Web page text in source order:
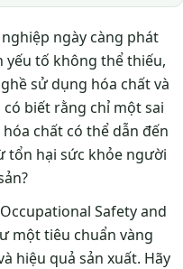
ngày càng phát
tố không thể thiếu,
sử dụng hóa chất và
biết rằng chỉ một sai
chất có thể dẫn đến
tổn hại sức khỏe người
Safety and
một tiêu chuẩn vàng
hiệu quả sản xuất. Hãy